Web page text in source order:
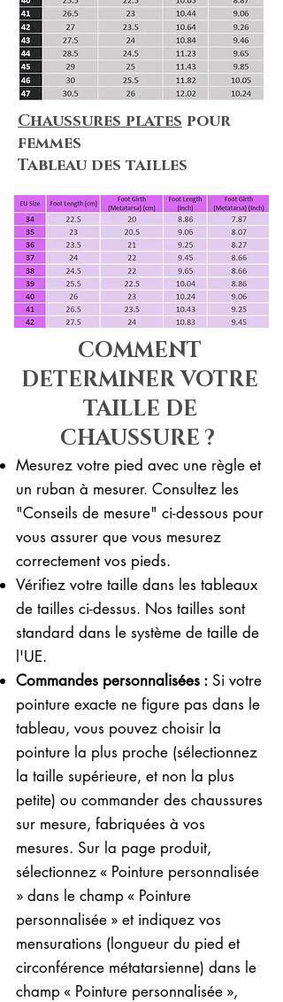
Chaussures plates pour
femmes
Tableau des tailles
COMMENT
DETERMINER VOTRE
TAILLE DE
CHAUSSURE ?
Mesurez votre pied avec une règle et
un ruban à mesurer. Consultez les
"Conseils de mesure" ci-dessous pour
vous assurer que vous mesurez
correctement vos pieds. ​​
Vérifiez votre taille dans les tableaux
de tailles ci-dessus. Nos tailles sont
standard dans le système de taille de
l'UE.
Commandes personnalisées : Si votre
pointure exacte ne figure pas dans le
tableau, vous pouvez choisir la
pointure la plus proche (sélectionnez
la taille supérieure, et non la plus
petite) ou commander des chaussures
sur mesure, fabriquées à vos
mesures. Sur la page produit,
sélectionnez « Pointure personnalisée
» dans le champ « Pointure
personnalisée » et indiquez vos
mensurations (longueur du pied et
circonférence métatarsienne) dans le
champ « Pointure personnalisée »,